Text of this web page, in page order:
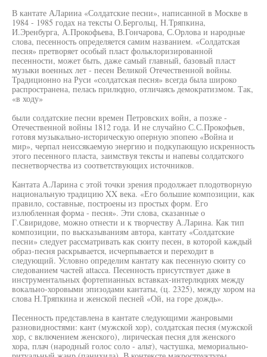
В кантате АЛарииа «Солдатские песни», написанной в Москве в
1984 - 1985 годах на тексты О.Бергольц, Н.Тряпкина,
И.Эренбурга, А.Прокофьева, В.Гончарова, С.Орлова и народные
слова, песенность определяется самим названием. «Солдатская
песня» претворяет особый пласт фольклоризированной
песенности, может быть, даже самый главный, базовый пласт
музыки военных лет - песен Великой Отечественной войны.
Традиционно на Руси «солдатская песня» всегда была широко
распространена, пелась прилюдно, отличаясь демократизмом. Так,
«в ходу»
были солдатские песни времен Петровских войн, а позже -
Отечественной войны 1812 года. И не случайно С.С.Прокофьев,
готовя музыкально-историческую оперную эпопею «Война и
мир», черпал неиссякаемую энергию и подкупающую искренность
этого песенного пласта, заимствуя тексты и напевы солдатского
песнетворчества из соответствующих источников.
Кантата А.Ларина с этой точки зрения продолжает плодотворную
национальную традицию XX века. «Его большие композиции, как
правило, составные, построены из простых форм. Его
излюбленная форма - песня». Эти слова, сказанные о
Г.Свиридове, можно отнести и к творчеству А.Ларина. Как тип
композиции, по высказываниям автора, кантату «Солдатские
песни» следует рассматривать как сюиту песен, в которой каждый
образ-песня раскрывается, исчерпывается и переходит в
следующий. Условно определим кантату как песенную сюиту со
следованием частей attacca. Песенность присутствует даже в
инструментальных фортепианных вставках-интерлюдиях между
вокально-хоровыми эпизодами кантаты, (ц. 2325), между хором на
слова Н.Тряпкина и женской песней «Ой, на горе дождь».
Песенность представлена в кантате следующими жанровыми
разновидностями: кант (мужской хор), солдатская песня (мужской
хор, с включением женского), лирическая песня для женского
хора, плач (народный голос соло - альт), частушка, мемориально-